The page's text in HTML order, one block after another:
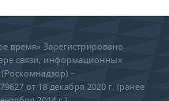
время» Зарегистрировано
связи, информационных
–
от 18 декабря 2020 г. (ранее